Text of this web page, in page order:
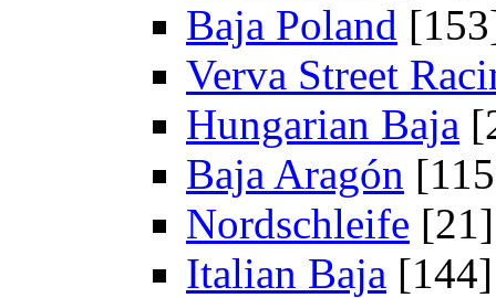
Baja Poland
Verva Street
Hungarian Baja
Baja Aragón
Nordschleife [21]
Italian Baja [144]